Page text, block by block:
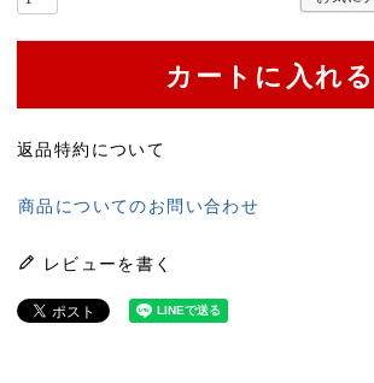
カートに入れる
返品特約について
商品についてのお問い合わせ
レビューを書く